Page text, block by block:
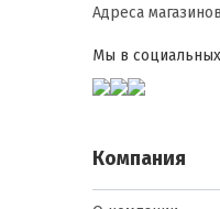
Адреса магазинов
Мы в социальных
Компания